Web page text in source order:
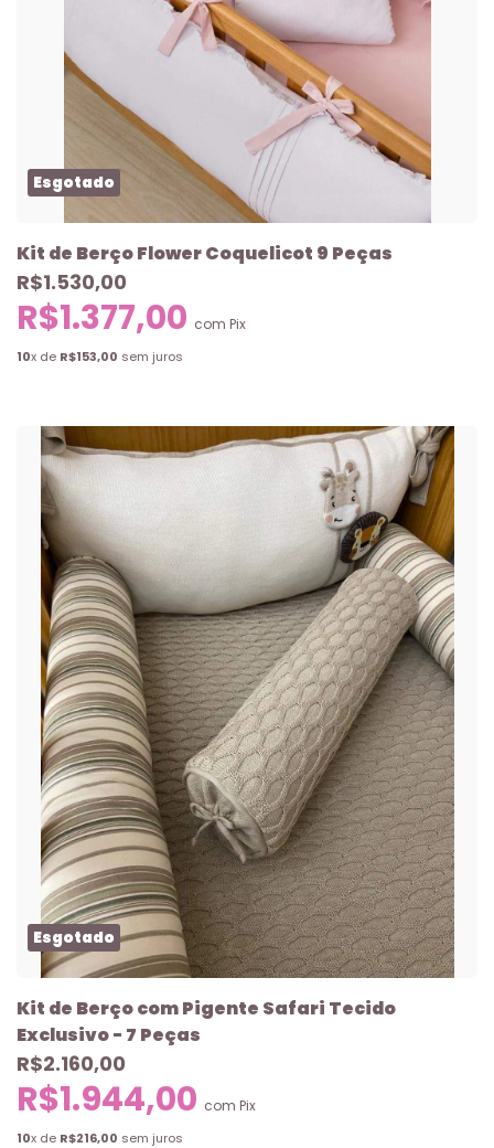
Esgotado
Kit de Berço Flower Coquelicot 9 Peças
R$1.530,00
R$1.377,00 com Pix
10x de R$153,00 sem juros
Esgotado
Kit de Berço com Pigente Safari Tecido
Exclusivo - 7 Peças
R$2.160,00
R$1.944,00 com Pix
10x de R$216,00 sem juros